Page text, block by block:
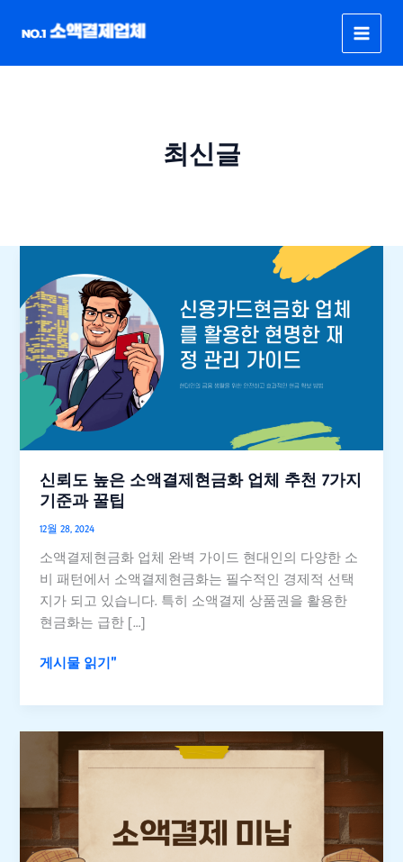
최신글
신뢰도 높은 소액결제현금화 업체 추천 7가지
기준과 꿀팁
12월 28, 2024
소액결제현금화 업체 완벽 가이드 현대인의 다양한 소
비 패턴에서 소액결제현금화는 필수적인 경제적 선택
지가 되고 있습니다. 특히 소액결제 상품권을 활용한
현금화는 급한 […]
도
높
은
소
액
결
제
현
금
화
체
추
천
7
가
기
과
꿀
게시물 읽기"
제
납